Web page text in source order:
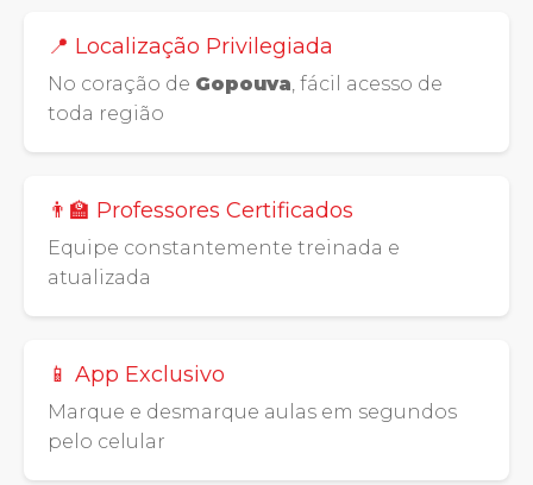
📍 Localização Privilegiada
No coração de Gopouva, fácil acesso de
toda região
👨‍🏫 Professores Certificados
Equipe constantemente treinada e
atualizada
📱 App Exclusivo
Marque e desmarque aulas em segundos
pelo celular